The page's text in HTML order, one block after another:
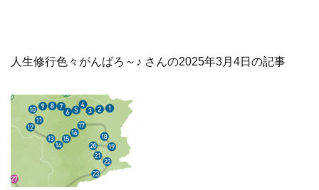
人生修行色々がんばろ～♪ さんの2025年3月4日の記事